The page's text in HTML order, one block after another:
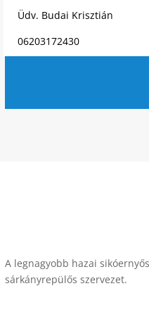
Üdv. Budai Krisztián
06203172430
A legnagyobb hazai
sárkányrepülős szervezet.